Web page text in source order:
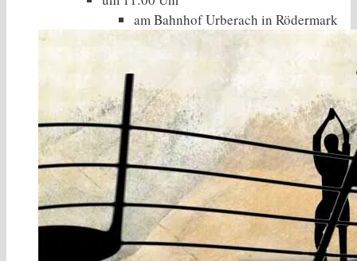
am Bahnhof Urberach in Rödermark